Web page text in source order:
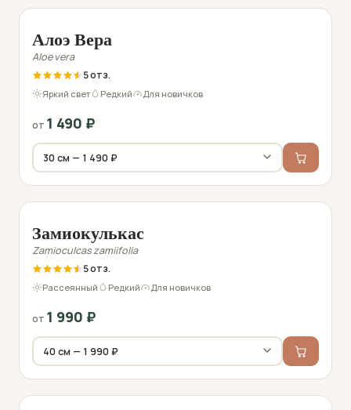
Алоэ Вера
Aloe vera
5
Яркий свет Редкий Для новичков
от 1 490 ₽
Замиокулькас
Zamioculcas zamiifolia
5
Рассеянный Редкий Для новичков
от 1 990 ₽